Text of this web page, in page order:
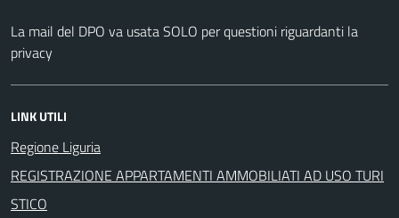
La mail del DPO va usata SOLO per questioni riguardanti la
privacy
LINK UTILI
Regione Liguria
REGISTRAZIONE APPARTAMENTI AMMOBILIATI AD USO TURI
STICO